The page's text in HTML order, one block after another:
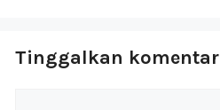
Tinggalkan komentar